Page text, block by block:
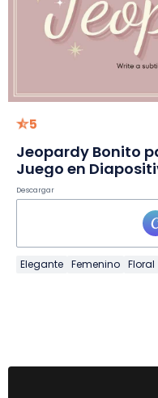
5
Jeopardy Bonito
Juego en
Descargar
Elegante Femenino Floral